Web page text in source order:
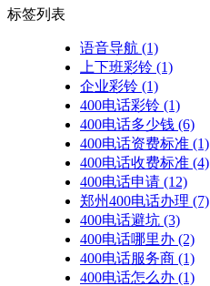
标签列表
语音导航 (1)
上下班彩铃 (1)
企业彩铃 (1)
400电话彩铃 (1)
400电话多少钱 (6)
400电话资费标准 (1)
400电话收费标准 (4)
400电话申请 (12)
郑州400电话办理 (7)
400电话避坑 (3)
400电话哪里办 (2)
400电话服务商 (1)
400电话怎么办 (1)